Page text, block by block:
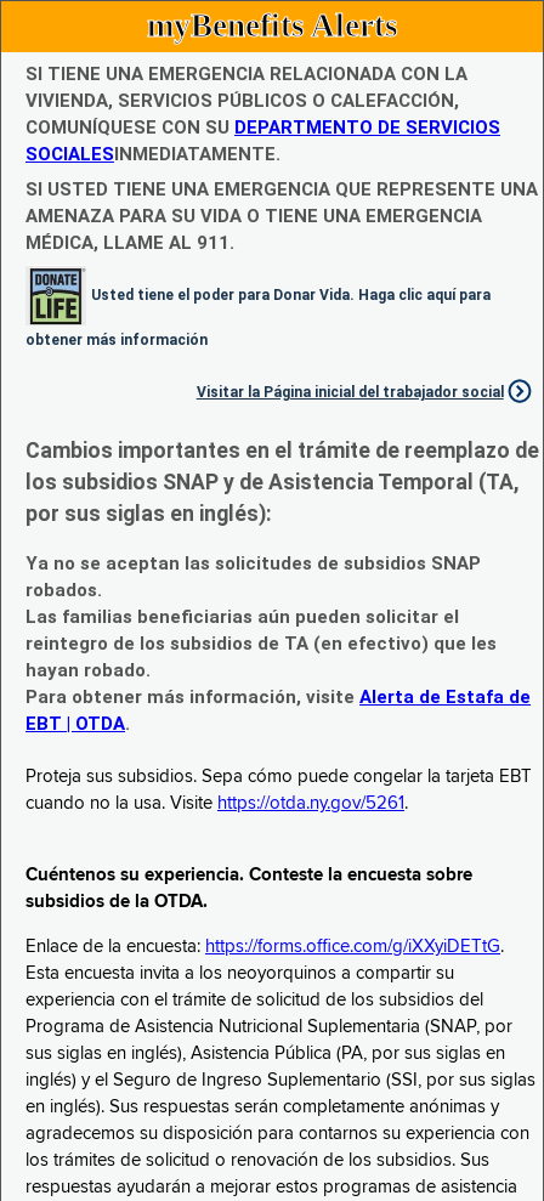
myBenefits Alerts
SI TIENE UNA EMERGENCIA RELACIONADA CON LA
VIVIENDA, SERVICIOS PÚBLICOS O CALEFACCIÓN,
COMUNÍQUESE CON SU DEPARTMENTO DE SERVICIOS
SOCIALESINMEDIATAMENTE.
SI USTED TIENE UNA EMERGENCIA QUE REPRESENTE UNA
AMENAZA PARA SU VIDA O TIENE UNA EMERGENCIA
MÉDICA, LLAME AL 911.
Usted tiene el poder para Donar Vida. Haga clic aquí para
obtener más información
Visitar la Página inicial del trabajador social
Cambios importantes en el trámite de reemplazo de
los subsidios SNAP y de Asistencia Temporal (TA,
por sus siglas en inglés):
Ya no se aceptan las solicitudes de subsidios SNAP
robados.
Las familias beneficiarias aún pueden solicitar el
reintegro de los subsidios de TA (en efectivo) que les
hayan robado.
Para obtener más información, visite Alerta de Estafa de
EBT | OTDA.
Proteja sus subsidios. Sepa cómo puede congelar la tarjeta EBT
cuando no la usa. Visite https://otda.ny.gov/5261 .
Cuéntenos su experiencia. Conteste la encuesta sobre
subsidios de la OTDA.
Enlace de la encuesta: https://forms.office.com/g/iXXyiDETtG.
Esta encuesta invita a los neoyorquinos a compartir su
experiencia con el trámite de solicitud de los subsidios del
Programa de Asistencia Nutricional Suplementaria (SNAP, por
sus siglas en inglés), Asistencia Pública (PA, por sus siglas en
inglés) y el Seguro de Ingreso Suplementario (SSI, por sus siglas
en inglés). Sus respuestas serán completamente anónimas y
agradecemos su disposición para contarnos su experiencia con
los trámites de solicitud o renovación de los subsidios. Sus
respuestas ayudarán a mejorar estos programas de asistencia